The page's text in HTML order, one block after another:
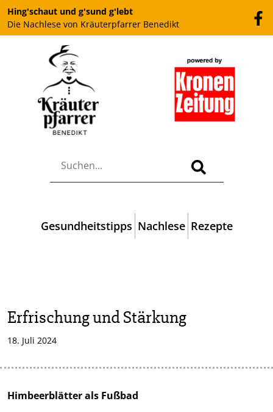
Hing'schaut und g'sund g'lebt
Die Nachlese von Kräuterpfarrer Benedikt
Gesundheitstipps Nachlese Rezepte
Erfrischung und Stärkung
18. Juli 2024
Himbeerblätter als Fußbad